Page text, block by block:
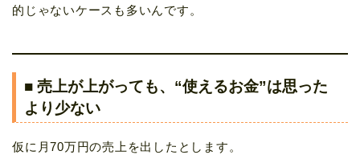
的じゃないケースも多いんです。
■ 売上が上がっても、“使えるお金”は思った
より少ない
仮に月70万円の売上を出したとします。